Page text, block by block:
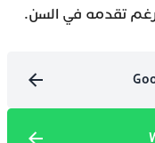
رغم تقدمه في السن.